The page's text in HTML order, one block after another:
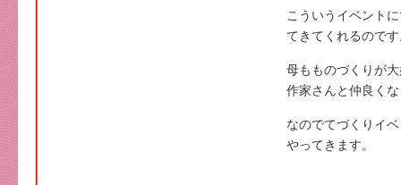
こういうイベント
てきてくれるので
母もものづくりが
作家さんと仲良く
なのでてづくりイ
やってきます。